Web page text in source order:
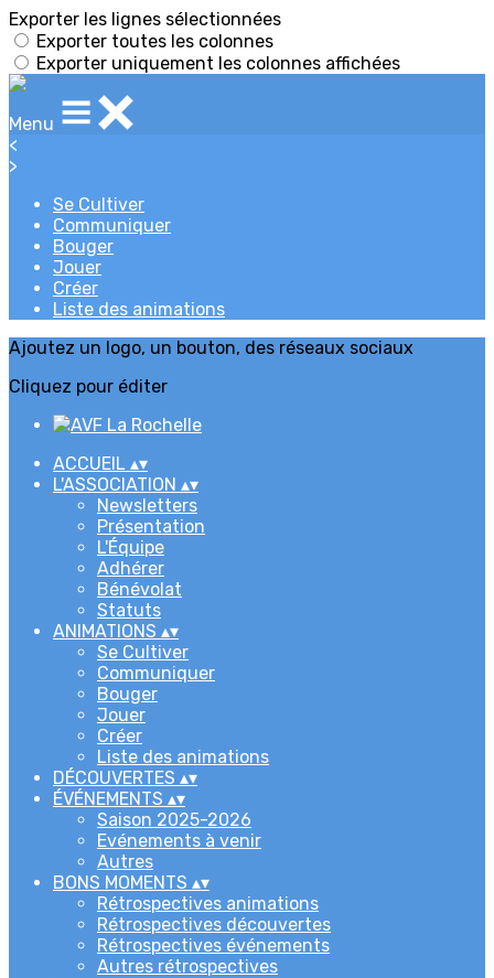
Exporter les lignes sélectionnées
Exporter toutes les colonnes
Exporter uniquement les colonnes affichées
Menu
<
>
Se Cultiver
Communiquer
Bouger
Jouer
Créer
Liste des animations
Ajoutez un logo, un bouton, des réseaux sociaux
Cliquez pour éditer
ACCUEIL ▴▾
L'ASSOCIATION ▴▾
Newsletters
Présentation
L'Équipe
Adhérer
Bénévolat
Statuts
ANIMATIONS ▴▾
Se Cultiver
Communiquer
Bouger
Jouer
Créer
Liste des animations
DÉCOUVERTES ▴▾
ÉVÉNEMENTS ▴▾
Saison 2025-2026
Evénements à venir
Autres
BONS MOMENTS ▴▾
Rétrospectives animations
Rétrospectives découvertes
Rétrospectives événements
Autres rétrospectives